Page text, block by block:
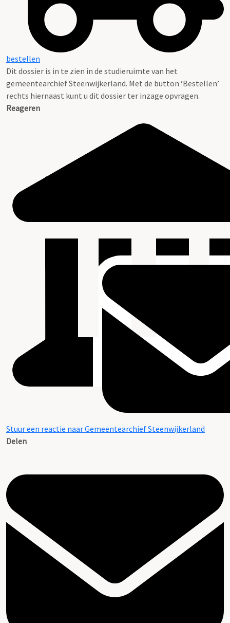
bestellen
Dit dossier is in te zien in de studieruimte van het
gemeentearchief Steenwijkerland. Met de button ‘Bestellen’
rechts hiernaast kunt u dit dossier ter inzage opvragen.
Reageren
Stuur een reactie naar Gemeentearchief Steenwijkerland
Delen